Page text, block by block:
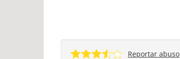
Reportar abuso